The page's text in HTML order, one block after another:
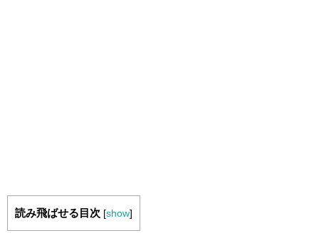
読み飛ばせる目次 [show]